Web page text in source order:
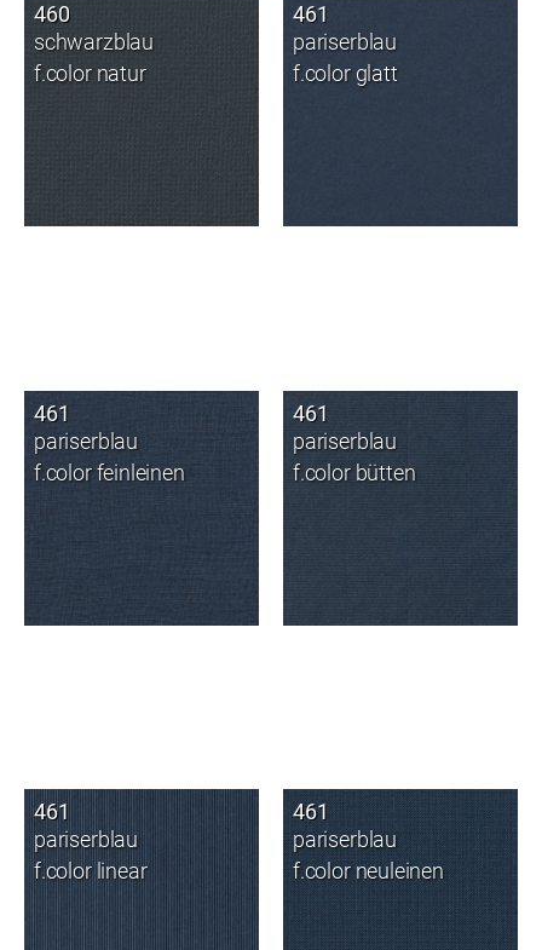
460
schwarzblau
f.color natur
461
pariserblau
f.color glatt
461
pariserblau
f.color feinleinen
461
pariserblau
f.color bütten
461
pariserblau
f.color linear
461
pariserblau
f.color neuleinen